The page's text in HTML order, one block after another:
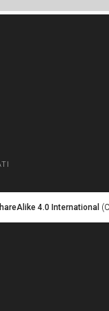
4.0 International